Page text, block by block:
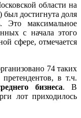
области на
достигнута доля
Это максимальное
с начала этого
сфере, отмечается
74 таких
в т.ч.
бизнеса. В
лот приходилось